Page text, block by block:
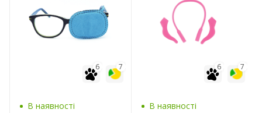
7
6
В наявності
7
6
В наявності